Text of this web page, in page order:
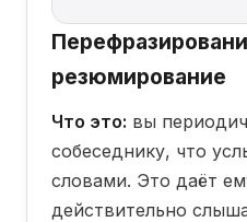
резюмирование
Что это: вы
собеседнику, что
словами. Это даёт
действительно